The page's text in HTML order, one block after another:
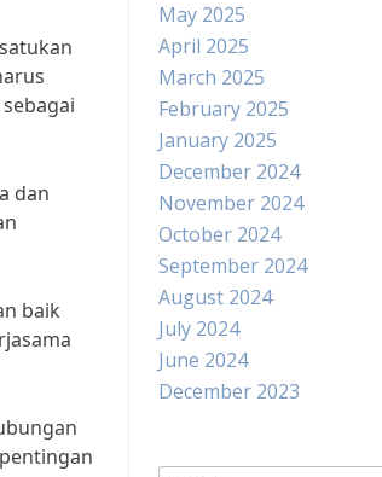
dan
baik
May 2025
April 2025
March 2025
February 2025
January 2025
December 2024
November 2024
October 2024
September 2024
August 2024
July 2024
June 2024
December 2023